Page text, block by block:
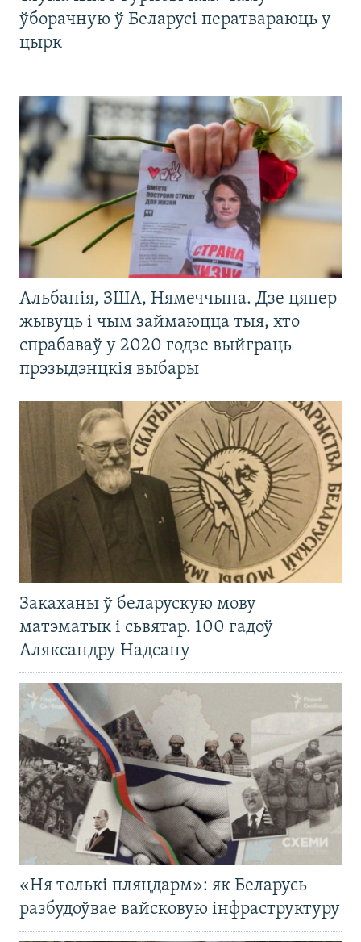
ўборачную ў Беларусі ператвараюць у
цырк
Альбанія, ЗША, Нямеччына. Дзе цяпер
жывуць і чым займаюцца тыя, хто
спрабаваў у 2020 годзе выйграць
прэзыдэнцкія выбары
Закаханы ў беларускую мову
матэматык і сьвятар. 100 гадоў
Аляксандру Надсану
«Ня толькі пляцдарм»: як Беларусь
разбудоўвае вайсковую інфраструктуру